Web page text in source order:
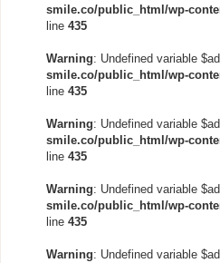
smile.co/public_html/wp-
line 435
Warning: Undefined variable
smile.co/public_html/wp-
line 435
Warning: Undefined variable
smile.co/public_html/wp-
line 435
Warning: Undefined variable
smile.co/public_html/wp-
line 435
Warning: Undefined variable